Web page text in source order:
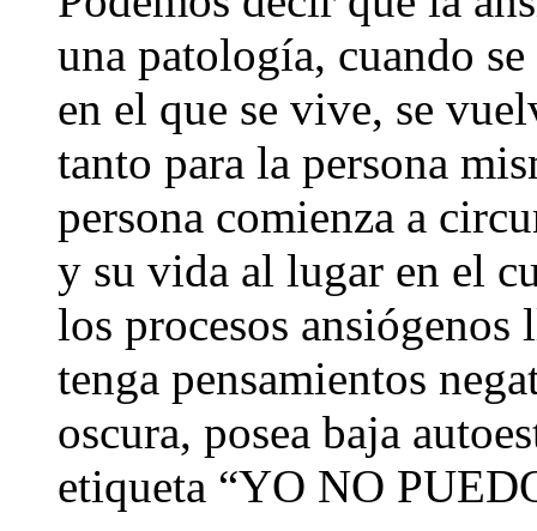
una patología, cuando
en el que se vive, se
tanto para la persona
persona comienza a
y su vida al lugar en el
los procesos ansiógenos
tenga pensamientos
oscura, posea baja
etiqueta “YO NO